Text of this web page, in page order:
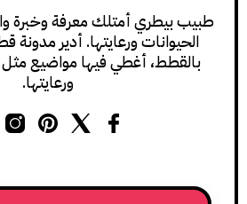
طبيب بيطري أمتلك معرفة وخبرة
الحيوانات ورعايتها. أدير
بالقطط، أغطي فيها مواضيع مثل
ورعايتها.